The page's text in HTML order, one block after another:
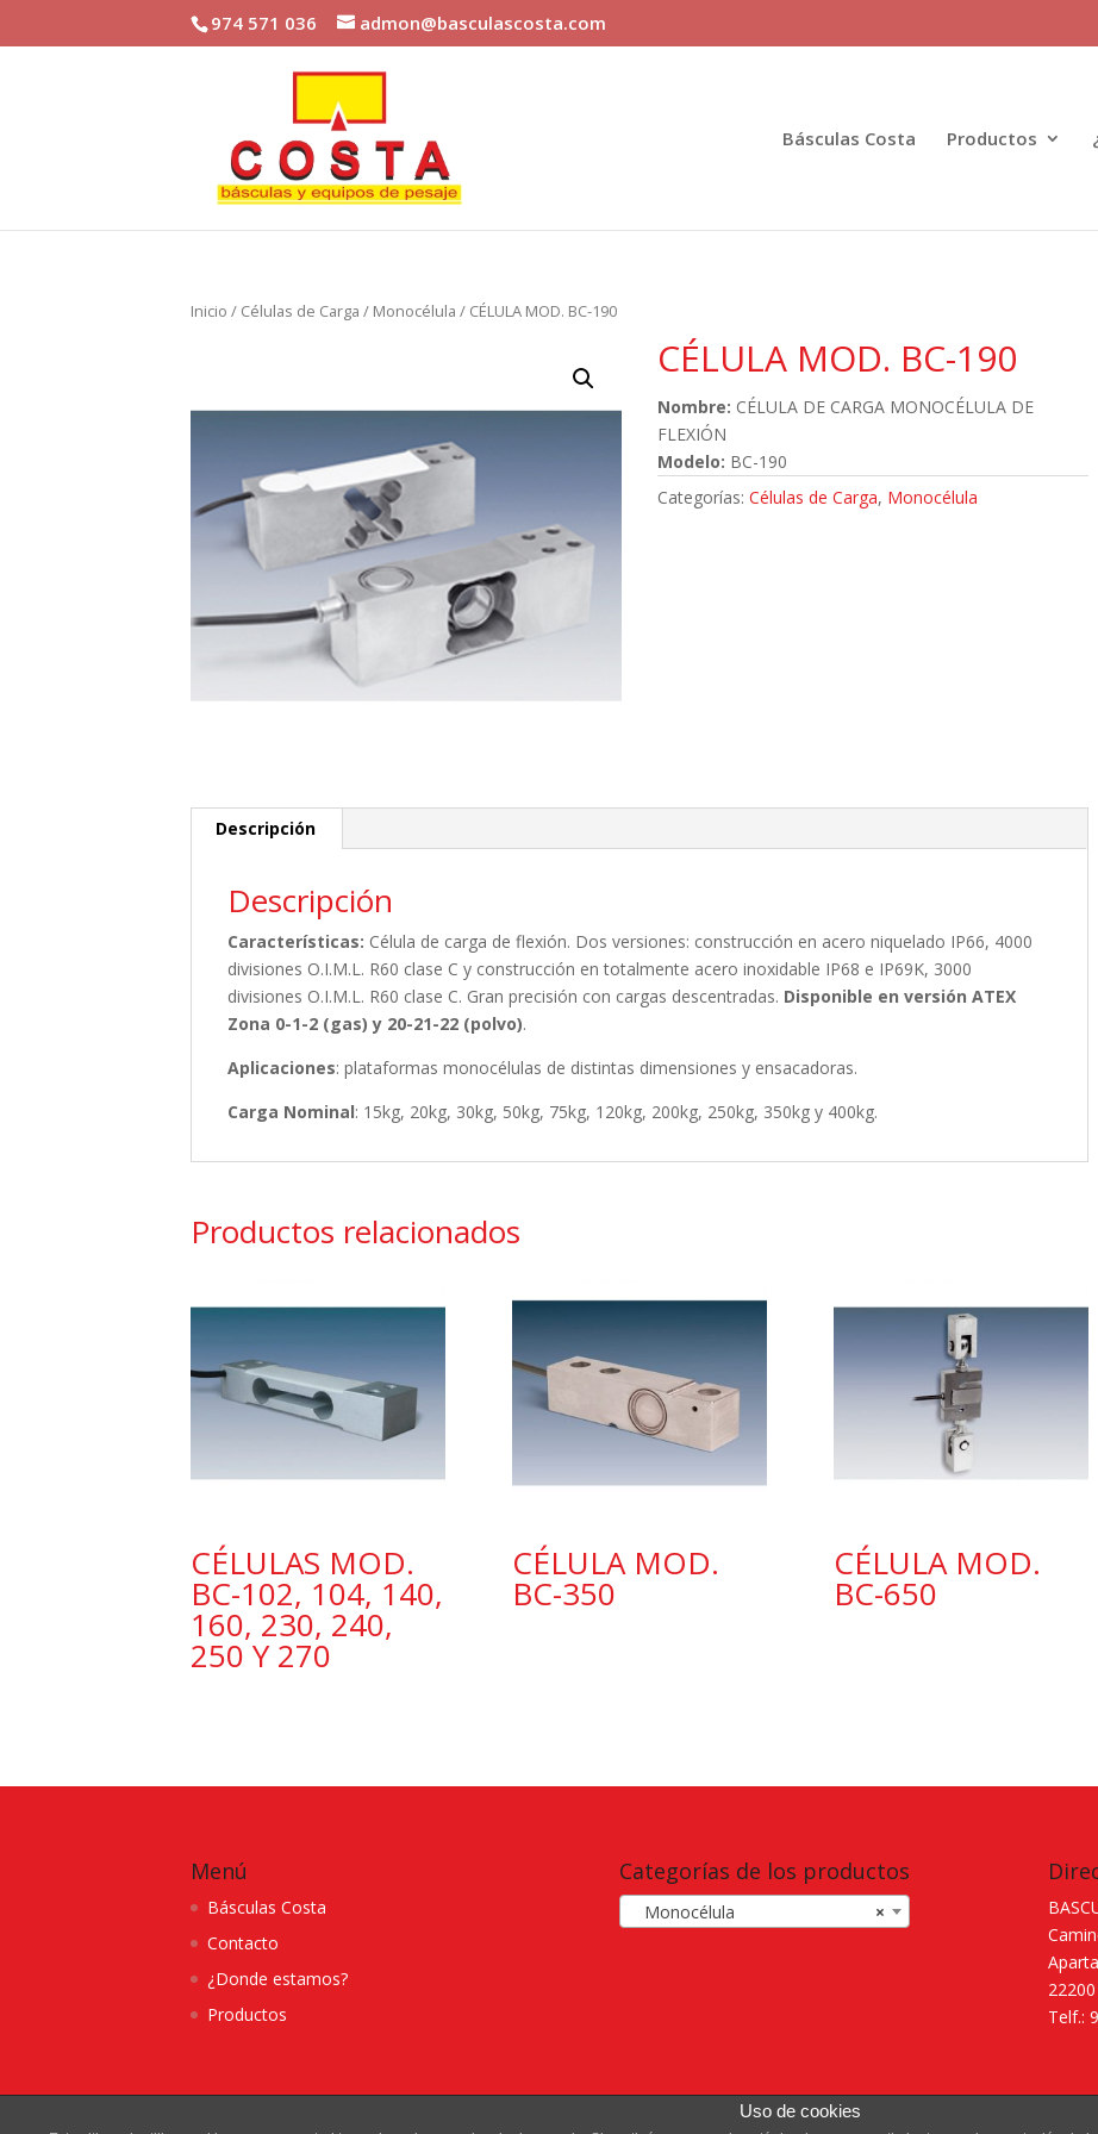
974 571 036 admon@basculascosta.com
Básculas Costa Productos
Inicio / Células de Carga / Monocélula / CÉLULA MOD. BC-190
CÉLULA MOD. BC-190
Nombre: CÉLULA DE CARGA MONOCÉLULA DE
FLEXIÓN
Modelo: BC-190
Categorías:Células de Carga, Monocélula
Descripción
Descripción
Características: Célula de carga de flexión. Dos versiones: construcción en acero niquelado IP66, 4000
divisiones O.I.M.L. R60 clase C y construcción en totalmente acero inoxidable IP68 e IP69K, 3000
divisiones O.I.M.L. R60 clase C. Gran precisión con cargas descentradas. Disponible en versión ATEX
Zona 0-1-2 (gas) y 20-21-22 (polvo).
Aplicaciones: plataformas monocélulas de distintas dimensiones y ensacadoras.
Carga Nominal: 15kg, 20kg, 30kg, 50kg, 75kg, 120kg, 200kg, 250kg, 350kg y 400kg.
Productos relacionados
CÉLULAS MOD.
BC-102, 104, 140,
160, 230, 240,
250 Y 270
CÉLULA MOD.
BC-350
CÉLULA MOD.
BC-650
Menú
Básculas Costa
Contacto
¿Donde estamos?
Productos
Categorías de los productos
×
Monocélula
Telf.:
Uso de cookies